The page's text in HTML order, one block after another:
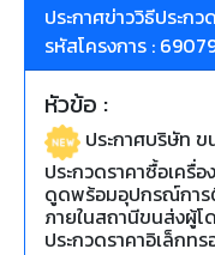
ประกาศข่าววิธีประกว
รหัสโครงการ :
หัวข้อ :
ประกาศบริษัท
ประกวดราคาซื้อเครื่
ดูดพร้อมอุปกรณ์การ
ภายในสถานีขนส่งผู้
ประกวดราคาอิเล็ก